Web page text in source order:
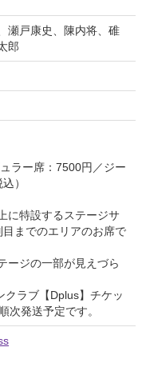
瀬戸康史、陳内将、碓
郎
ラー席：7500円／ジー
）
に特設するステージサ
までのエリアのお席で
ージの一部が見えづら
ラブ【Dplus】チケッ
次発送予定です。